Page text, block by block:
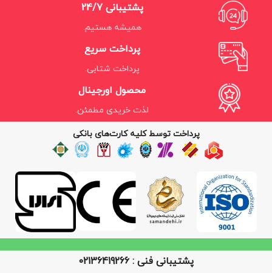
پشتیبانی 24/7
همیشه هستیم.
پرداخت سریع
پرداخت شتابی.
محصول اورجینال
لذت خریدی مطمئن.
پرداخت توسط کلیه کارت‌های بانکی
پشتیبانی فنی : 02136419266